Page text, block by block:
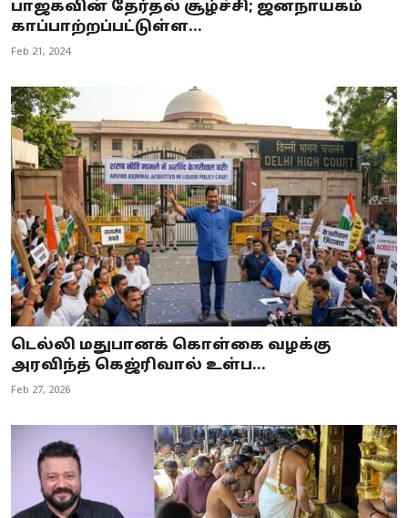
பாஜகவின் தேர்தல் சூழ்ச்சி; ஜனநாயகம்
காப்பாற்றப்பட்டுள்ள...
Feb 21, 2024
டெல்லி மதுபானக் கொள்கை வழக்கு
அரவிந்த் கெஜ்ரிவால் உள்ப...
Feb 27, 2026